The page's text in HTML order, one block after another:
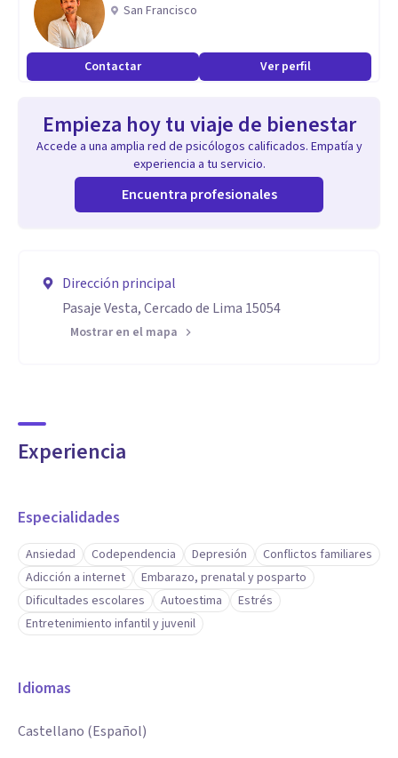
San Francisco
Contactar Ver perfil
Empieza hoy tu viaje de bienestar
Accede a una amplia red de psicólogos calificados. Empatía y
experiencia a tu servicio.
Encuentra profesionales
Dirección principal
Pasaje Vesta, Cercado de Lima 15054
Mostrar en el mapa
Experiencia
Especialidades
Ansiedad Codependencia Depresión
Conflictos familiares
Adicción a internet
Embarazo, prenatal y posparto
Dificultades escolares
Autoestima
Estrés
Entretenimiento infantil y juvenil
Idiomas
Castellano (Español)